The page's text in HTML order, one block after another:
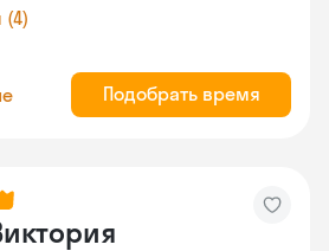
(4)
Подобрать время